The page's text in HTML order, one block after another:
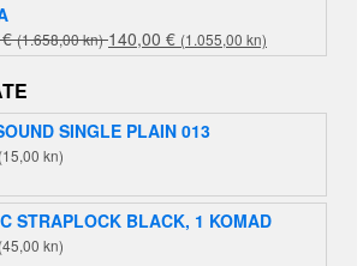
€ (1.658,00 kn)Izvorna
cijena
je:
220,00 €
140,00 € (1.055,00 kn)
cijena
140,00 €
SINGLE PLAIN 013
(15,00 kn)
STRAPLOCK BLACK, 1 KOMAD
(45,00 kn)